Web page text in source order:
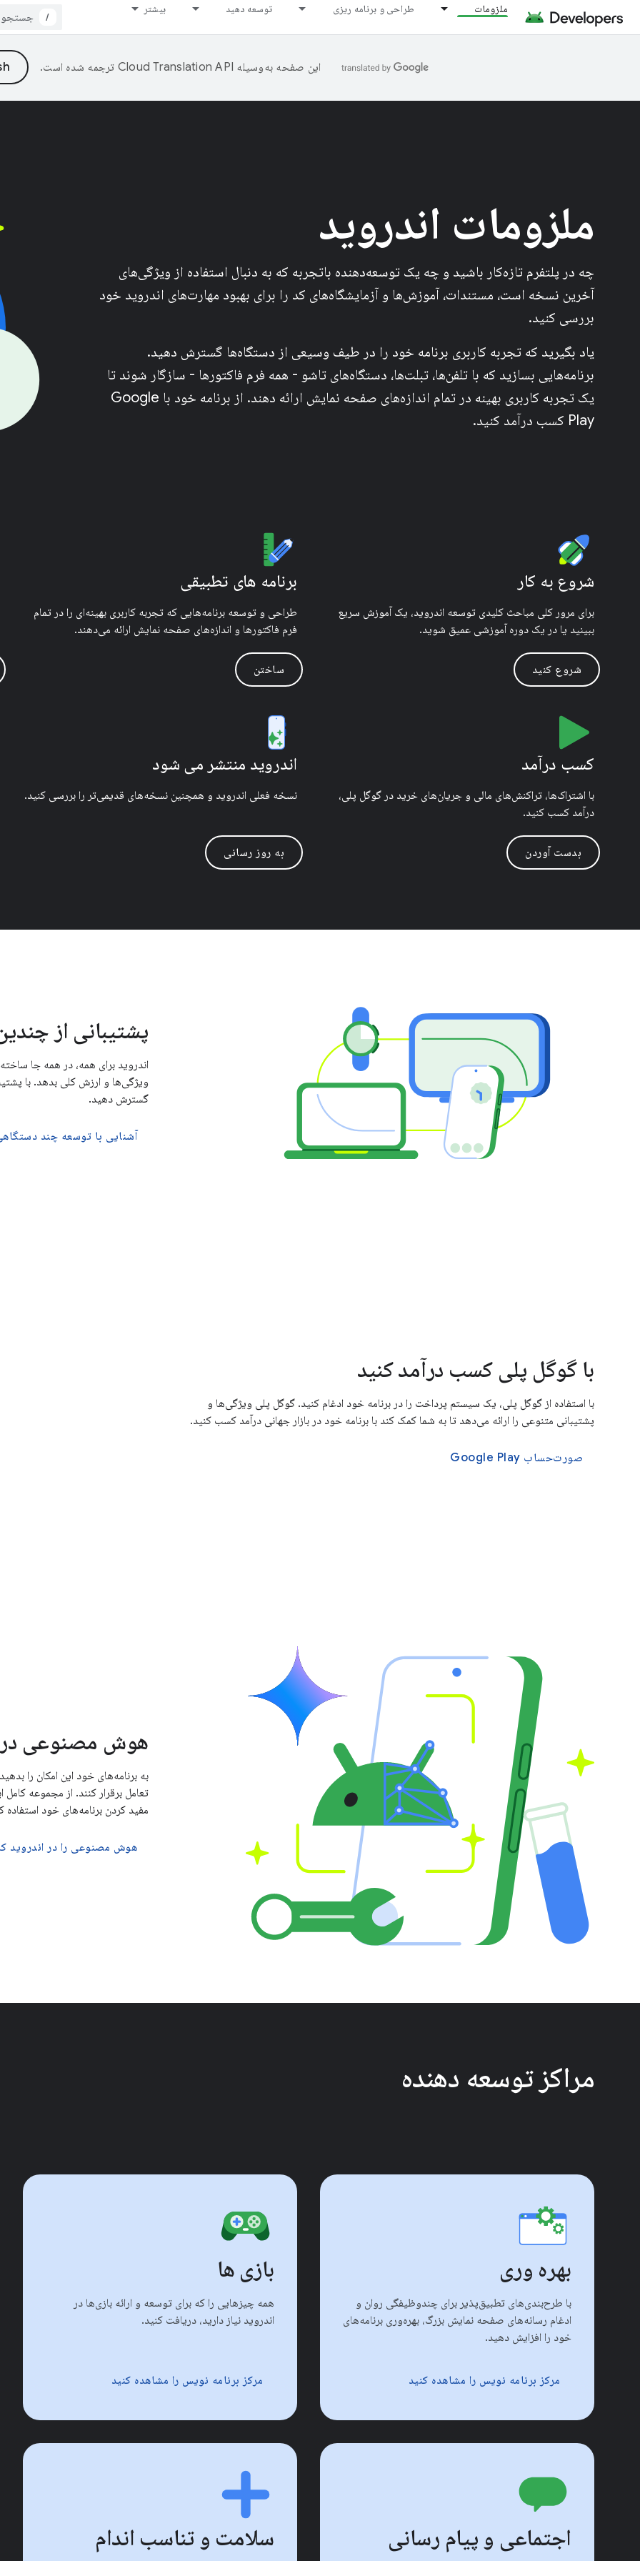
ملزومات طراحی و برنامه ریزی توسعه دهید بیشتر
/
این صفحه به‌وسیله ترجمه شده است.
ملزومات اندروید
چه در پلتفرم تازه‌کار باشید و چه یک توسعه‌دهنده باتجربه که به دنبال استفاده از ویژگی‌های
آخرین نسخه است، مستندات، آموزش‌ها و آزمایشگاه‌های کد را برای بهبود مهارت‌های اندروید خود
بررسی کنید.
یاد بگیرید که تجربه کاربری برنامه خود را در طیف وسیعی از دستگاه‌ها گسترش دهید.
برنامه‌هایی بسازید که با تلفن‌ها، تبلت‌ها، دستگاه‌های تاشو - همه فرم فاکتورها - سازگار شوند تا
یک تجربه کاربری بهینه در تمام اندازه‌های صفحه نمایش ارائه دهند. از برنامه خود با Google
Play کسب درآمد کنید.
شروع به کار
برای مرور کلی مباحث کلیدی توسعه اندروید، یک آموزش سریع
ببینید یا در یک دوره آموزشی عمیق شوید.
شروع کنید
برنامه های تطبیقی
طراحی و توسعه برنامه‌هایی که تجربه کاربری بهینه‌ای را در تمام
فرم فاکتورها و اندازه‌های صفحه نمایش ارائه می‌دهند.
ساختن
کسب درآمد
با اشتراک‌ها، تراکنش‌های مالی و جریان‌های خرید در گوگل پلی،
درآمد کسب کنید.
بدست آوردن
اندروید منتشر می شود
نسخه فعلی اندروید و همچنین نسخه‌های قدیمی‌تر را بررسی کنید.
به روز رسانی
پشتیبانی از
اندروید برای همه، در همه جا
ویژگی‌ها و ارزش کلی بدهد. با
گسترش دهید.
آشنایی با توسعه چند
با گوگل پلی کسب درآمد کنید
با استفاده از گوگل پلی، یک سیستم پرداخت را در برنامه خود ادغام کنید. گوگل پلی ویژگی‌ها و
پشتیبانی متنوعی را ارائه می‌دهد تا به شما کمک کند با برنامه خود در بازار جهانی درآمد کسب کنید.
صورت‌حساب Google Play
هوش مصنوعی در
به برنامه‌های خود این امکان را
تعامل برقرار کنند. از مجموعه
مفید کردن برنامه‌های خود استفاده
هوش مصنوعی را در اندروید
مراکز توسعه دهنده
بهره وری
با طرح‌بندی‌های تطبیق‌پذیر برای چندوظیفگی روان و
ادغام رسانه‌های صفحه نمایش بزرگ، بهره‌وری برنامه‌های
خود را افزایش دهید.
مرکز برنامه نویس را مشاهده کنید
بازی ها
همه چیزهایی را که برای توسعه و ارائه بازی‌ها در
اندروید نیاز دارید، دریافت کنید.
مرکز برنامه نویس را مشاهده کنید
اجتماعی و پیام رسانی سلامت و تناسب اندام